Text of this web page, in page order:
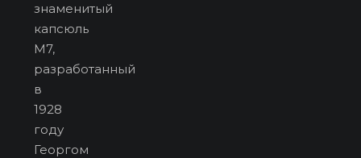
знаменитый
капсюль
M7,
разработанный
в
1928
году
Георгом